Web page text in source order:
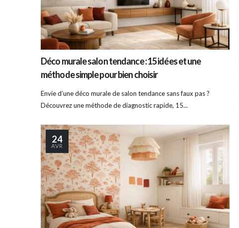
Déco murale salon tendance : 15 idées et une
méthode simple pour bien choisir
Envie d’une déco murale de salon tendance sans faux pas ?
Découvrez une méthode de diagnostic rapide, 15...
24
AVR